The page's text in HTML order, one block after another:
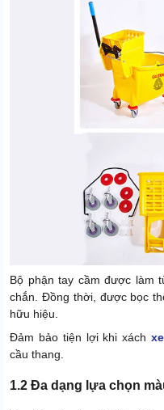
Bộ phận tay cầm được làm
chắn. Đồng thời, được bọc
hữu hiệu.
Đảm bảo tiện lợi khi xách
cầu thang.
1.2 Đa dạng lựa chọn